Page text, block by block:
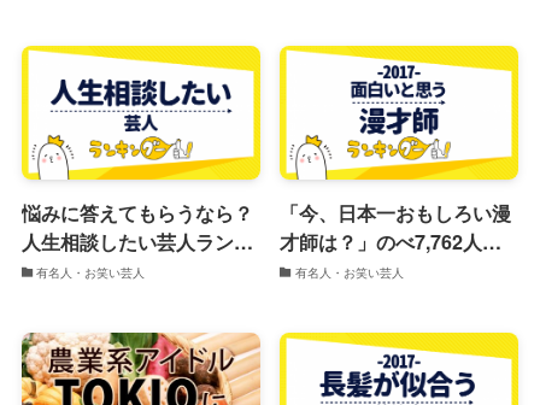
悩みに答えてもらうなら？
人生相談したい芸人ランキ
ング
有名人・お笑い芸人
「今、日本一おもしろい漫
才師は？」のべ7,762人に
ガチ調査した結果
有名人・お笑い芸人